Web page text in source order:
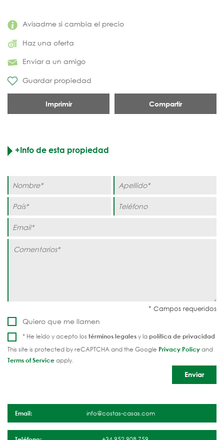
Avisadme si cambia el precio
Haz una oferta
Enviar a un amigo
Guardar propiedad
Imprimir Compartir
+Info de esta propiedad
Quiero que me llamen
* He leído y acepto los términos legalesy lapolítica de privacidad
This site is protected by reCAPTCHA and the Google Privacy Policyand
Terms of Serviceapply.
Email: info@costas-casas.com